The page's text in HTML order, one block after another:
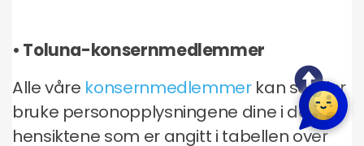
• Toluna-konsernmedlemmer
Alle våre konsernmedlemmerkan se eller
bruke personopplysningene dine i de
hensiktene som er angitt i tabellen over